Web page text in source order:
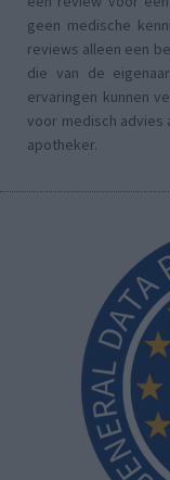
geen medische
reviews alleen een
die van de
ervaringen kunnen
voor medisch
apotheker.